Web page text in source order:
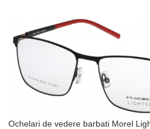
Ochelari de vedere barbati Morel